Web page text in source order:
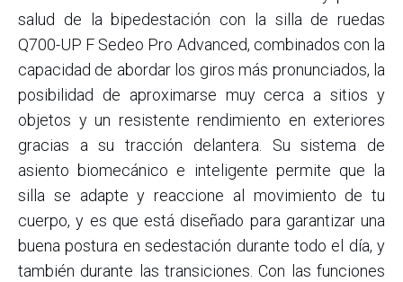
salud de la bipedestación con la silla de ruedas
Q700-UP F Sedeo Pro Advanced, combinados con la
capacidad de abordar los giros más pronunciados, la
posibilidad de aproximarse muy cerca a sitios y
objetos y un resistente rendimiento en exteriores
gracias a su tracción delantera. Su sistema de
asiento biomecánico e inteligente permite que la
silla se adapte y reaccione al movimiento de tu
cuerpo, y es que está diseñado para garantizar una
buena postura en sedestación durante todo el día, y
también durante las transiciones. Con las funciones